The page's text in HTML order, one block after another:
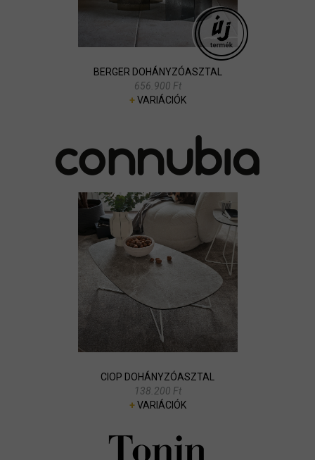
BERGER DOHÁNYZÓASZTAL
656.900 Ft
+VARIÁCIÓK
CIOP DOHÁNYZÓASZTAL
138.200 Ft
+VARIÁCIÓK